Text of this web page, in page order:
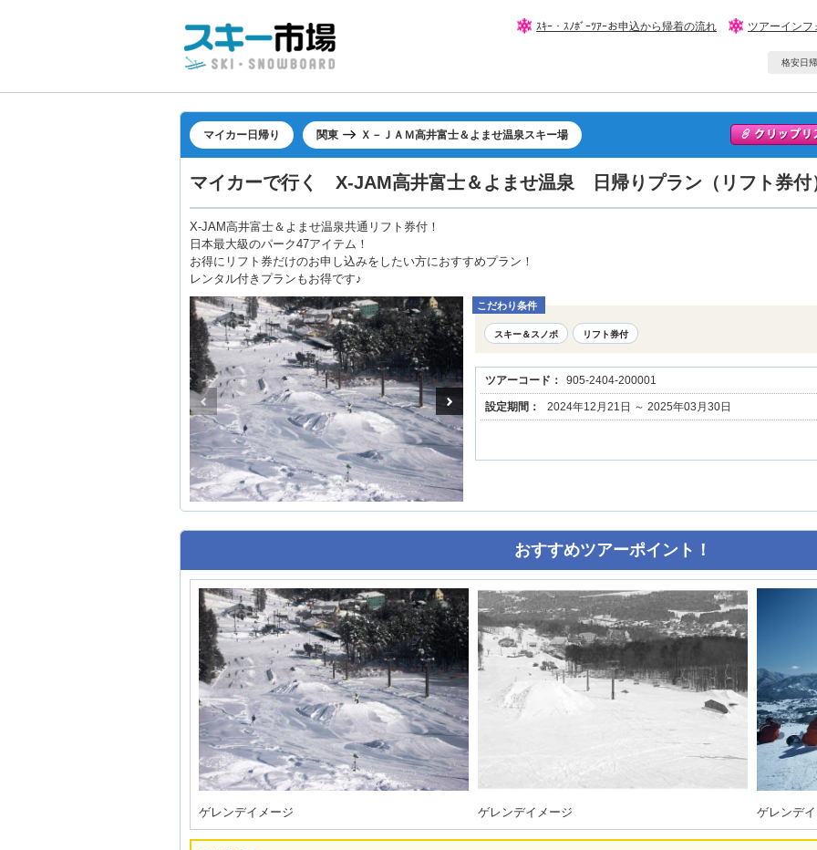
ｽｷｰ・ｽﾉﾎﾞｰﾂｱｰお申込から帰着の流れ ツアーイン
格安日
マイカー日帰り 関東 Ｘ－ＪＡＭ高井富士＆よませ温泉スキー場
マイカーで行く X-JAM高井富士＆よませ温泉 日帰りプラン（リフト券
X-JAM高井富士＆よませ温泉共通リフト券付！
日本最大級のパーク47アイテム！
お得にリフト券だけのお申し込みをしたい方におすすめプラン！
レンタル付きプランもお得です♪
こだわり条件
スキー＆スノボ リフト券付
ツアーコード： 905-2404-200001
設定期間： 2024年12月21日 ～ 2025年03月30日
おすすめツアーポイント！
ゲレンデイメージ ゲレンデイメージ ゲレンデ